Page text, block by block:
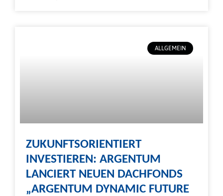
ALLGEMEIN
ZUKUNFTSORIENTIERT
INVESTIEREN: ARGENTUM
LANCIERT NEUEN DACHFONDS
„ARGENTUM DYNAMIC FUTURE